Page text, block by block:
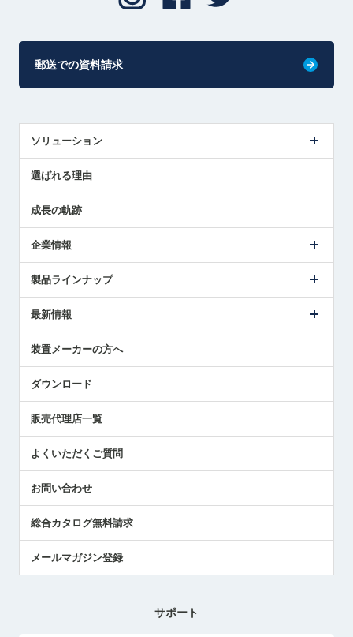
郵送での資料請求
ソリューション
解決策提案
選ばれる理由
成長の軌跡
企業情報
ごあいさつ
受賞履歴
採用情報
国/地域/言語
製品ラインナップ
ツールセッタ製品
エアマイクロセンサ製品
最新情報
メトロールの技術
社員ブログ
中小企業のBCP地震対策
センサのテクニカルガイド
社長ブログ
装置メーカーの方へ
ダウンロード
販売代理店一覧
よくいただくご質問
お問い合わせ
総合カタログ無料請求
メールマガジン登録
サポート